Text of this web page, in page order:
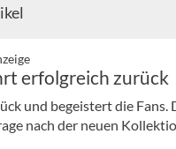
erfolgreich zurück
und begeistert die
nach der neuen